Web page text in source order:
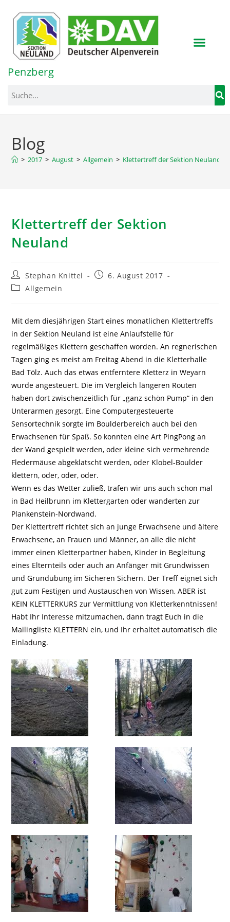
springen
Penzberg
Blog
> 2017 > August > Allgemein > Klettertreff der Sektion Neuland
Klettertreff der Sektion
Neuland
Stephan Knittel
6. August 2017
Allgemein
Mit dem diesjährigen Start eines monatlichen Klettertreffs
in der Sektion Neuland ist eine Anlaufstelle für
regelmäßiges Klettern geschaffen worden. An regnerischen
Tagen ging es meist am Freitag Abend in die Kletterhalle
Bad Tölz. Auch das etwas entferntere Kletterz in Weyarn
wurde angesteuert. Die im Vergleich längeren Routen
haben dort zwischenzeitlich für „ganz schön Pump“ in den
Unterarmen gesorgt. Eine Computergesteuerte
Sensortechnik sorgte im Boulderbereich auch bei den
Erwachsenen für Spaß. So konnten eine Art PingPong an
der Wand gespielt werden, oder kleine sich vermehrende
Fledermäuse abgeklatscht werden, oder Klobel-Boulder
klettern, oder, oder, oder.
Wenn es das Wetter zuließ, trafen wir uns auch schon mal
in Bad Heilbrunn im Klettergarten oder wanderten zur
Plankenstein-Nordwand.
Der Klettertreff richtet sich an junge Erwachsene und ältere
Erwachsene, an Frauen und Männer, an alle die nicht
immer einen Kletterpartner haben, Kinder in Begleitung
eines Elternteils oder auch an Anfänger mit Grundwissen
und Grundübung im Sicheren Sichern. Der Treff eignet sich
gut zum Festigen und Austauschen von Wissen, ABER ist
KEIN KLETTERKURS zur Vermittlung von Kletterkenntnissen!
Habt Ihr Interesse mitzumachen, dann tragt Euch in die
Mailingliste KLETTERN ein, und Ihr erhaltet automatisch die
Einladung.